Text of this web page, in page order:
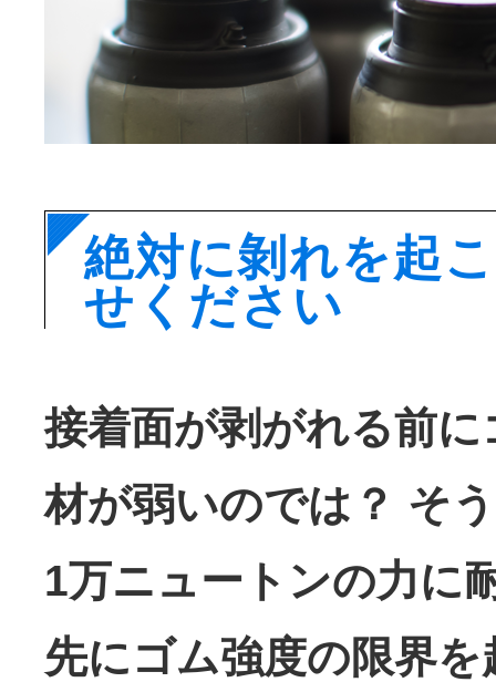
絶対に剝れを起
せください
接着面が剥がれる前
材が弱いのでは？ そ
1万ニュートンの力に
先にゴム強度の限界